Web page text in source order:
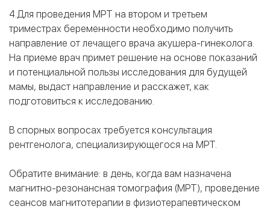
4.Для проведения МРТ на втором и третьем
триместрах беременности необходимо получить
направление от лечащего врача акушера-гинеколога.
На приеме врач примет решение на основе показаний
и потенциальной пользы исследования для будущей
мамы, выдаст направление и расскажет, как
подготовиться к исследованию.
В спорных вопросах требуется консультация
рентгенолога, специализирующегося на МРТ.
Обратите внимание: в день, когда вам назначена
магнитно-резонансная томография (МРТ), проведение
сеансов магнитотерапии в физиотерапевтическом